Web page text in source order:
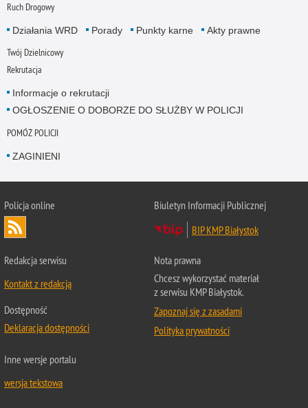
Ruch Drogowy
Działania WRD Porady Punkty karne Akty prawne
Twój Dzielnicowy
Rekrutacja
Informacje o rekrutacji
OGŁOSZENIE O DOBORZE DO SŁUŻBY W POLICJI
POMÓŻ POLICJI
ZAGINIENI
Policja online
Biuletyn Informacji Publicznej
BIP KMP Białystok
Redakcja serwisu
Kontakt z redakcją
Dostępność
Deklaracja dostępności
Nota prawna
Chcesz wykorzystać materiał
z serwisu KMP Białystok.
Zapoznaj się z zasadami
Polityka prywatności
Inne wersje portalu
wersja tekstowa